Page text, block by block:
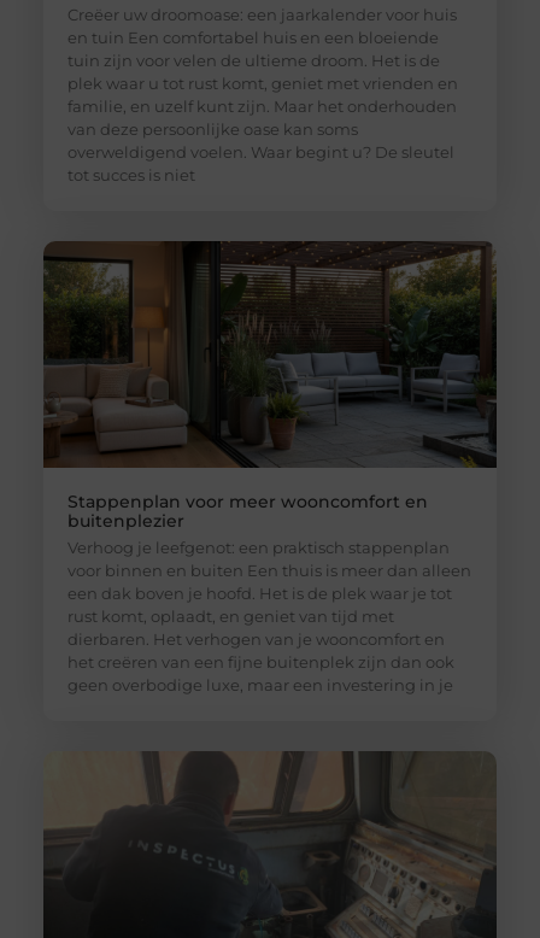
Creëer uw droomoase: een jaarkalender voor huis
en tuin Een comfortabel huis en een bloeiende
tuin zijn voor velen de ultieme droom. Het is de
plek waar u tot rust komt, geniet met vrienden en
familie, en uzelf kunt zijn. Maar het onderhouden
van deze persoonlijke oase kan soms
overweldigend voelen. Waar begint u? De sleutel
tot succes is niet
Stappenplan voor meer wooncomfort en
buitenplezier
Verhoog je leefgenot: een praktisch stappenplan
voor binnen en buiten Een thuis is meer dan alleen
een dak boven je hoofd. Het is de plek waar je tot
rust komt, oplaadt, en geniet van tijd met
dierbaren. Het verhogen van je wooncomfort en
het creëren van een fijne buitenplek zijn dan ook
geen overbodige luxe, maar een investering in je